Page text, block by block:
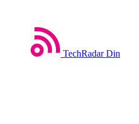
TechRadar Din